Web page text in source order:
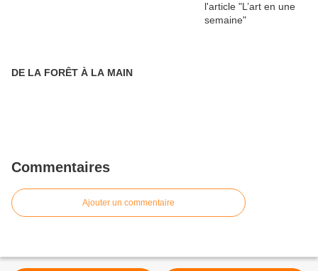
DE LA FORÊT À LA MAIN
Commentaires
Ajouter un commentaire